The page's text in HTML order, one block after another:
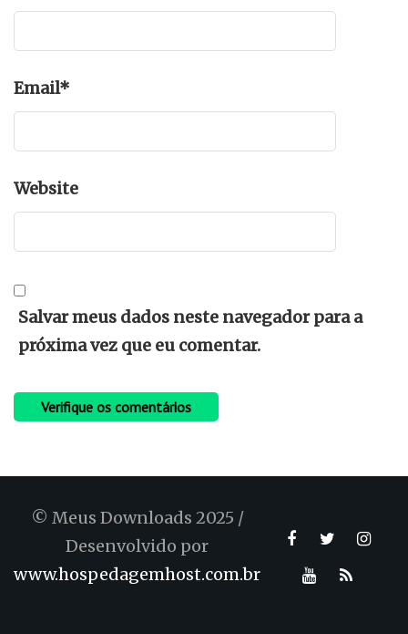
Email*
Website
Salvar meus dados neste navegador para a
próxima vez que eu comentar.
© Meus Downloads 2025 /
Desenvolvido por
www.hospedagemhost.com.br